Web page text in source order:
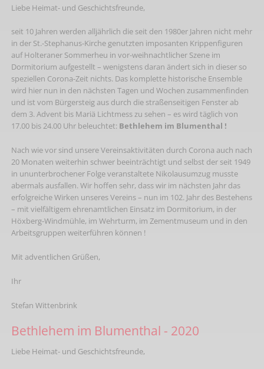
Liebe Heimat- und Geschichtsfreunde,
seit 10 Jahren werden alljährlich die seit den 1980er Jahren nicht mehr
in der St.-Stephanus-Kirche genutzten imposanten Krippenfiguren
auf Holteraner Sommerheu in vor-weihnachtlicher Szene im
Dormitorium aufgestellt – wenigstens daran ändert sich in dieser so
speziellen Corona-Zeit nichts. Das komplette historische Ensemble
wird hier nun in den nächsten Tagen und Wochen zusammenfinden
und ist vom Bürgersteig aus durch die straßenseitigen Fenster ab
dem 3. Advent bis Mariä Lichtmess zu sehen – es wird täglich von
17.00 bis 24.00 Uhr beleuchtet: Bethlehem im Blumenthal !
Nach wie vor sind unsere Vereinsaktivitäten durch Corona auch nach
20 Monaten weiterhin schwer beeinträchtigt und selbst der seit 1949
in ununterbrochener Folge veranstaltete Nikolausumzug musste
abermals ausfallen. Wir hoffen sehr, dass wir im nächsten Jahr das
erfolgreiche Wirken unseres Vereins – nun im 102. Jahr des Bestehens
– mit vielfältigem ehrenamtlichen Einsatz im Dormitorium, in der
Höxberg-Windmühle, im Wehrturm, im Zementmuseum und in den
Arbeitsgruppen weiterführen können !
Mit adventlichen Grüßen,
Ihr
Stefan Wittenbrink
Bethlehem im Blumenthal - 2020
Liebe Heimat- und Geschichtsfreunde,